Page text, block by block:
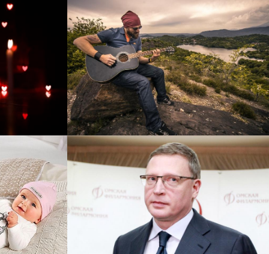
Перевод интернет-магазина
Guitaramania.ru на 1С-
Битрикс
Смотреть проект
Сайт кандидата в
губернаторы Буркова
Александра Леонидовича